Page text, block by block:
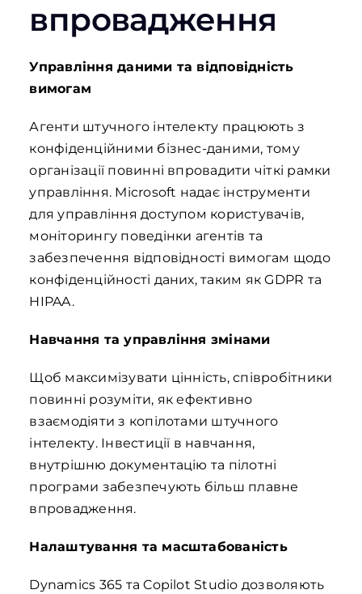
впровадження
Управління даними та відповідність
вимогам
Агенти штучного інтелекту працюють з
конфіденційними бізнес-даними, тому
організації повинні впровадити чіткі рамки
управління. Microsoft надає інструменти
для управління доступом користувачів,
моніторингу поведінки агентів та
забезпечення відповідності вимогам щодо
конфіденційності даних, таким як GDPR та
HIPAA.
Навчання та управління змінами
Щоб максимізувати цінність, співробітники
повинні розуміти, як ефективно
взаємодіяти з копілотами штучного
інтелекту. Інвестиції в навчання,
внутрішню документацію та пілотні
програми забезпечують більш плавне
впровадження.
Налаштування та масштабованість
Dynamics 365 та Copilot Studio дозволяють